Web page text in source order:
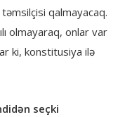
təmsilçisi qalmayacaq.
olmayaraq, onlar var
ki, konstitusiya ilə
seçki